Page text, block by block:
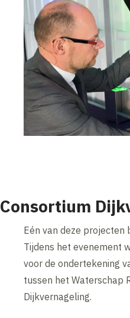
Consortium
Eén van deze projecten
Tijdens het evenement
voor de ondertekening
tussen het Waterschap
Dijkvernageling.